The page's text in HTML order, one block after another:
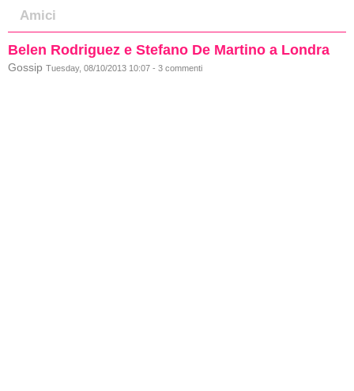
Amici
Belen Rodriguez e Stefano De Martino a Londra
Gossip Tuesday, 08/10/2013 10:07 - 3 commenti